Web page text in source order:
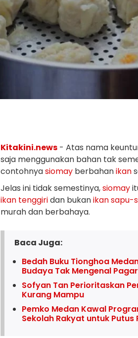
Kitakini.news - Atas nama
saja menggunakan bahan tak
contohnyasiomay berbahanikan
Jelas ini tidak semestinya,siomay
ikan tenggiridan bukanikansapu-
murah dan berbahaya.
Baca Juga:
Bedah Buku Tionghoa
Budaya Tak Mengenal Pagar
Sofyan Tan Perioritaskan
Kurang Mampu
Pemko Medan Kawal
Sekolah Rakyat untuk Putus